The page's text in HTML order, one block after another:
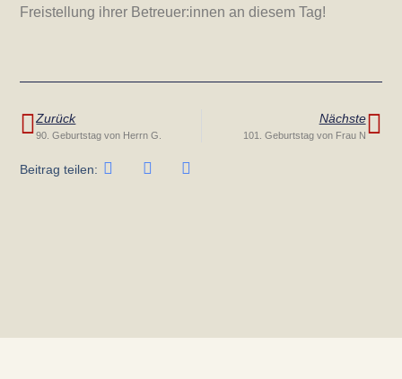
Freistellung ihrer Betreuer:innen an diesem Tag!
Zurück
90. Geburtstag von Herrn G.
Nächste
101. Geburtstag von Frau N
Beitrag teilen: